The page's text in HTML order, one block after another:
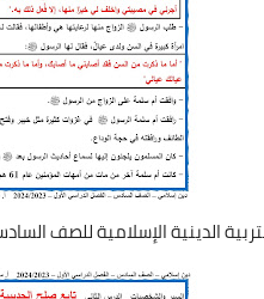
الدينية الإسلامية للصف